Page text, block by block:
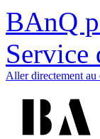
BAnQ
Service
Aller directement au